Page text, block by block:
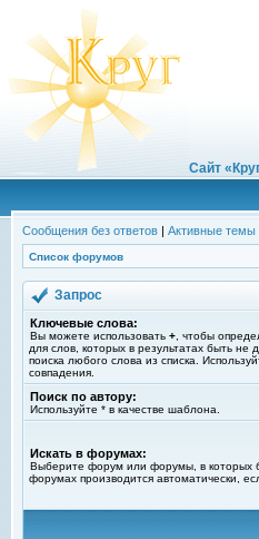
Сайт
Сообщения без ответов | Активные темы
Список форумов
Запрос
Ключевые слова:
Вы можете использовать + , чтобы
для слов, которых в результатах быть
поиска любого слова из списка.
совпадения.
Поиск по автору:
Используйте * в качестве шаблона.
Искать в форумах:
Выберите форум или форумы, в которых
форумах производится автоматически,